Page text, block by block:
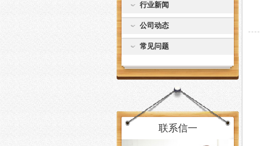
行业新闻
公司动态
常见问题
联系信一